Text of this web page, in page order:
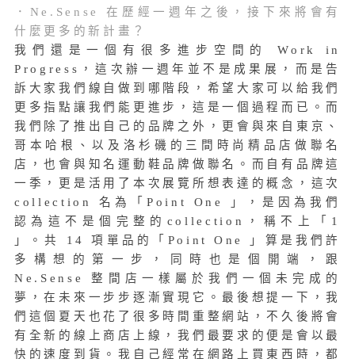
．Ne.Sense 在 歷經一週年之後，接下來將會有
什麼更多的新計畫？
我們還是一個有很多進步空間的 Work in
Progress，這次辦一週年並不是成果展，而是告
訴大家我們線自做到哪階段，希望大家可以給我們
更多指點讓我們能更進步，這是一個過程而已。而
我們除了推出自己的品牌之外，更會與來自東京、
哥本哈根、以及洛杉磯的三間時尚精品店做聯名
店，也會與知名運動鞋品牌做聯名。而自有品牌這
一季，更是 活用了本次展覽所想表達的概念，這次
collection 名為「Point One 」，是因為我們
認為這不是個完整的collection，稱不上「1
」。共 14 項單品的「Point One 」算是我們許
多構想的第一步，同時也是個開端，跟
Ne.Sense 整間店一樣屬於我們一個未完成的
夢，在未來一步步逐漸實現它。最後想提一下，我
們這個夏天也花了很多時間重整網站，不久後將會
有全新的線上商店上線，我們最要求的便是會以最
快的速度到貨。我自己經常在網路上買東西時，都